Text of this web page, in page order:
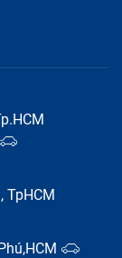
người dùng,
chạy mà
TpHCM